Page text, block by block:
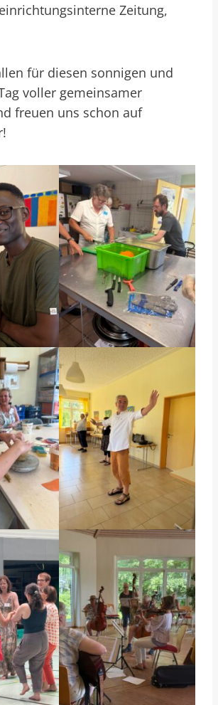
Zeitung,
für diesen sonnigen und
voller gemeinsamer
freuen uns schon auf